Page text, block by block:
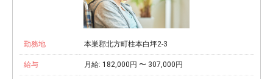
勤務地 本巣郡北方町柱本白坪2-3
給与 月給: 182,000円 〜 307,000円